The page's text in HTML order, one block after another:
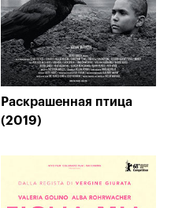
Раскрашенная птица
(2019)